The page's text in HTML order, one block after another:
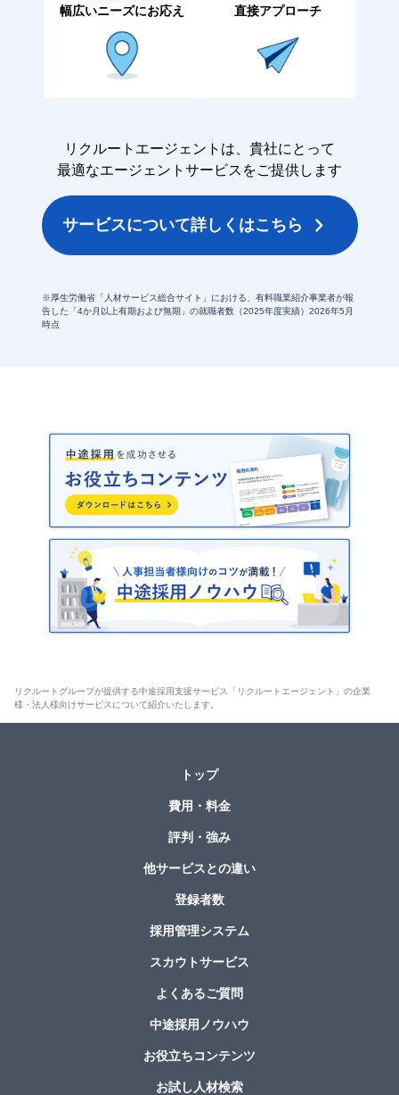
幅広いニーズにお応え
直接アプローチ
※厚生労働省「人材サービス総合サイト」における、有料職業紹介事業者が報
告した「4か月以上有期および無期」の就職者数（2025年度実績）2026年5月
時点
リクルートエージェントは、貴社にとって
最適なエージェントサービスをご提供します
サービスについて詳しくはこちら
リクルートグループが提供する中途採用支援サービス「リクルートエージェント」の企業
様・法人様向けサービスについて紹介いたします。
トップ
費用・料金
評判・強み
他サービスとの違い
登録者数
採用管理システム
スカウトサービス
よくあるご質問
中途採用ノウハウ
お役立ちコンテンツ
お試し人材検索